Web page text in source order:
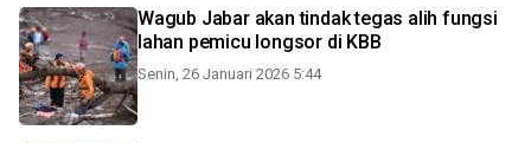
Wagub Jabar akan tindak tegas alih fungsi
lahan pemicu longsor di KBB
Senin, 26 Januari 2026 5:44